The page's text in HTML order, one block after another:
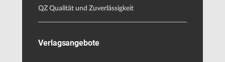
QZ Qualität und Zuverlässigkeit
Verlagsangebote